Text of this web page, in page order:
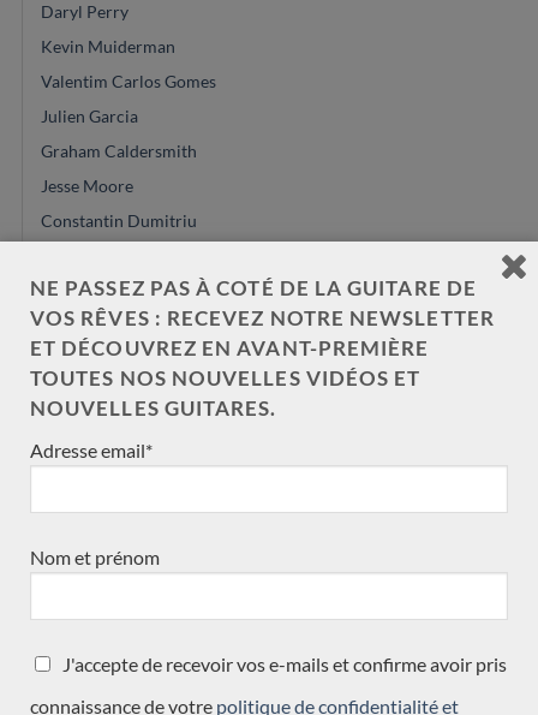
Daryl Perry
Kevin Muiderman
Valentim Carlos Gomes
Julien Garcia
Graham Caldersmith
Jesse Moore
Constantin Dumitriu
Youri Soroka
Masaki Sakurai
Vasilis Vasileiadis
Zbigniew Gnatek
Peter Oberg
Alexander Pashentsev
Ashley Sanders
NE PASSEZ PAS À COTÉ DE LA GUITARE DE
VOS RÊVES : RECEVEZ NOTRE NEWSLETTER
ET DÉCOUVREZ EN AVANT-PREMIÈRE
TOUTES NOS NOUVELLES VIDÉOS ET
NOUVELLES GUITARES.
Adresse email*
Nom et prénom
J'accepte de recevoir vos e-mails et confirme avoir pris
connaissance de votre politique de confidentialité et